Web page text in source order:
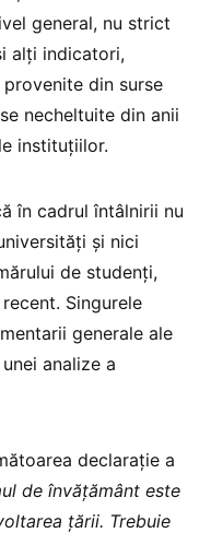
general, nu strict
alți indicatori,
din surse
necheltuite din anii
instituțiilor.
în cadrul întâlnirii nu
și nici
de studenți,
Singurele
generale ale
analize a
declarație a
de învățământ este
țării. Trebuie